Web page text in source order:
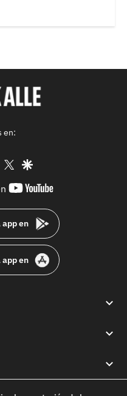
en:
instagram
twittergoogle
youtube-
en
en